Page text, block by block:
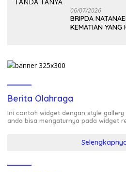
06/07/2026
BRIPDA
KEMATIAN YANG
Berita Olahraga
Ini contoh widget dengan style
anda bisa mengaturnya pada widget